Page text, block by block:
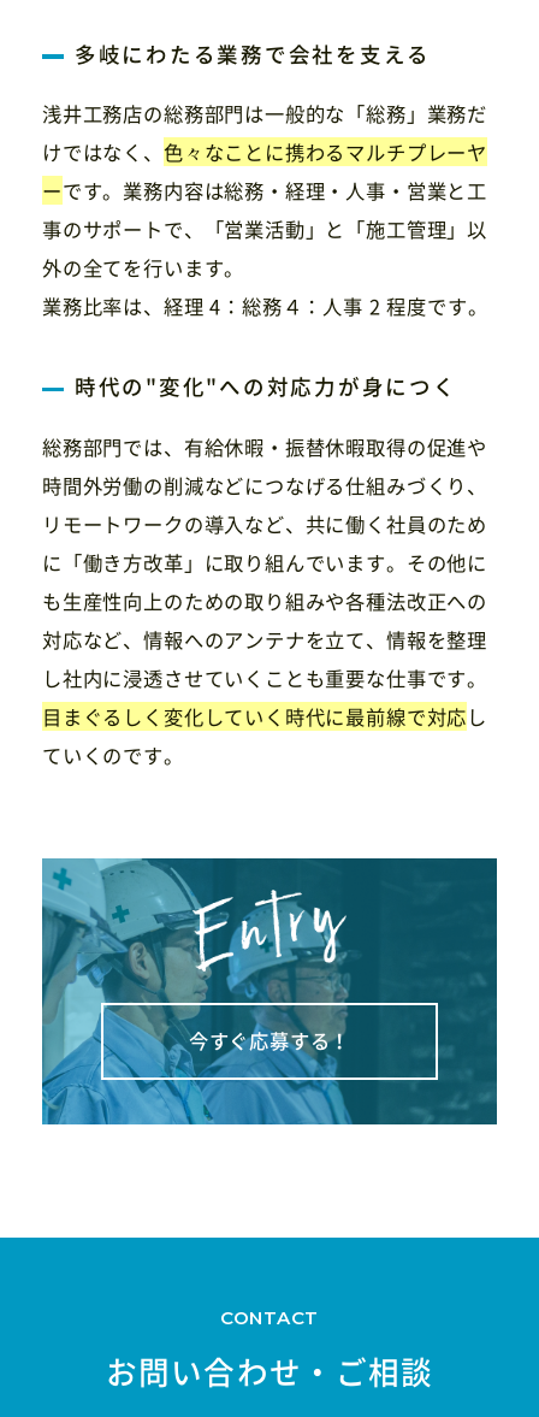
多岐にわたる業務で会社を支える
浅井工務店の総務部門は一般的な「総務」業務だ
けではなく、 色々なことに携わるマルチプレーヤ
ーです。業務内容は総務・経理・人事・営業と工
事のサポートで、「営業活動」と「施工管理」以
外の全てを行います。
業務比率は、経理 4：総務４：人事 2 程度です。
時代の"変化"への対応力が身につく
総務部門では、有給休暇・振替休暇取得の促進や
時間外労働の削減などにつなげる仕組みづくり、
リモートワークの導入など、共に働く社員のため
に「働き方改革」に取り組んでいます。その他に
も生産性向上のための取り組みや各種法改正への
対応など、情報へのアンテナを立て、情報を整理
し社内に浸透させていくことも重要な仕事です。
目まぐるしく変化していく時代に最前線で対応 し
ていくのです。
今すぐ応募する！
お問い合わせ・ご相談